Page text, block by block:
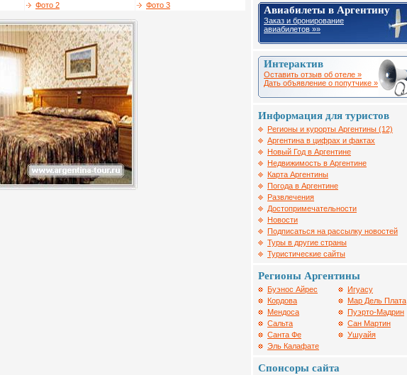
Фото 2 Фото 3 Авиабилеты в Аргентину
Заказ и бронирование
авиабилетов »»
Интерактив
Оставить отзыв об отеле »
Дать объявление о попутчике »
Информация для туристов
Регионы и курорты Аргентины (12)
Аргентина в цифрах и фактах
Новый Год в Аргентине
Недвижимость в Аргентине
Карта Аргентины
Погода в Аргентине
Развлечения
Достопримечательности
Новости
Подписаться на рассылку новостей
Туры в другие страны
Туристические сайты
Регионы Аргентины
Буэнос Айрес
Кордова
Мендоса
Сальта
Санта Фе
Эль Калафате
Игуасу
Мар Дель Плата
Пуэрто-Мадрин
Сан Мартин
Ушуайя
Спонсоры сайта